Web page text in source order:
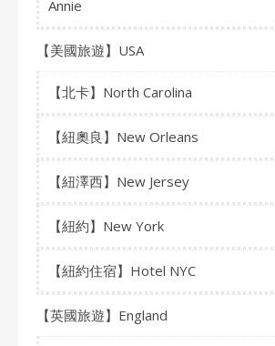
Annie
【美國旅遊】USA
【北卡】North Carolina
【紐奧良】New Orleans
【紐澤西】New Jersey
【紐約】New York
【紐約住宿】Hotel NYC
【英國旅遊】England